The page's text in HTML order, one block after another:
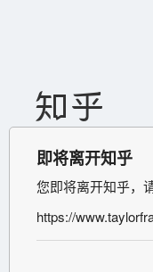
即将离开知乎
您即将离开知乎，